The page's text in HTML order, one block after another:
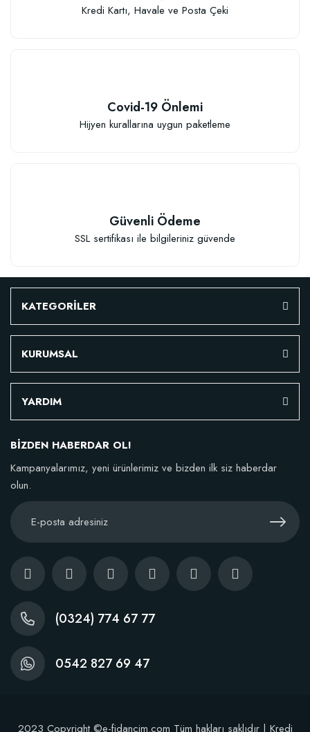
106,81 TL
Kredi Kartı, Havale ve Posta Çeki
Covid-19 Önlemi
Hijyen kurallarına uygun paketleme
Güvenli Ödeme
SSL sertifikası ile bilgileriniz güvende
KATEGORİLER
KURUMSAL
YARDIM
BİZDEN HABERDAR OL!
Kampanyalarımız, yeni ürünlerimiz ve bizden ilk siz haberdar
olun.
(0324) 774 67 77
0542 827 69 47
2023 Copyright ©e-fidancim.com Tüm hakları saklıdır | Kredi